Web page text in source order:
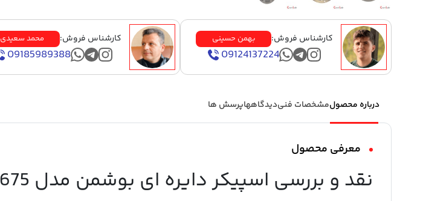
کارشناس فروش: بهمن حسینی
09124137224
کارشناس فروش: محمد سعیدی
09185989388
درباره محصولمشخصات فنیدیدگاههاپرسش ها
معرفی محصول
نقد و بررسی اسپیکر دایره ای بوشمن مدل 1675